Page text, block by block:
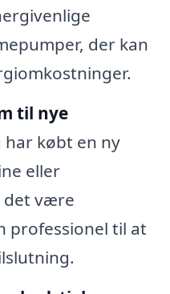
der kan
til nye
har købt en ny
eller
det være
professionel til at